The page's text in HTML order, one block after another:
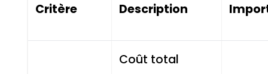
Critère Description
Coût total